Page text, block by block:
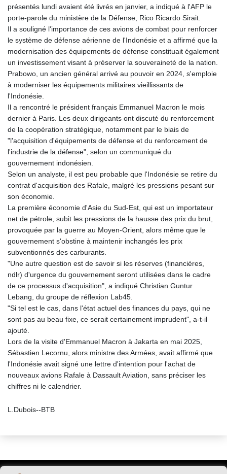
présentés lundi avaient été livrés en janvier, a indiqué à l'AFP le
porte-parole du ministère de la Défense, Rico Ricardo Sirait.
Il a souligné l'importance de ces avions de combat pour renforcer
le système de défense aérienne de l'Indonésie et a affirmé que la
modernisation des équipements de défense constituait également
un investissement visant à préserver la souveraineté de la nation.
Prabowo, un ancien général arrivé au pouvoir en 2024, s'emploie
à moderniser les équipements militaires vieillissants de
l'Indonésie.
Il a rencontré le président français Emmanuel Macron le mois
dernier à Paris. Les deux dirigeants ont discuté du renforcement
de la coopération stratégique, notamment par le biais de
"l'acquisition d'équipements de défense et du renforcement de
l'industrie de la défense", selon un communiqué du
gouvernement indonésien.
Selon un analyste, il est peu probable que l'Indonésie se retire du
contrat d'acquisition des Rafale, malgré les pressions pesant sur
son économie.
La première économie d'Asie du Sud-Est, qui est un importateur
net de pétrole, subit les pressions de la hausse des prix du brut,
provoquée par la guerre au Moyen-Orient, alors même que le
gouvernement s'obstine à maintenir inchangés les prix
subventionnés des carburants.
"Une autre question est de savoir si les réserves (financières,
ndlr) d'urgence du gouvernement seront utilisées dans le cadre
de ce processus d'acquisition", a indiqué Christian Guntur
Lebang, du groupe de réflexion Lab45.
"Si tel est le cas, dans l'état actuel des finances du pays, qui ne
sont pas au beau fixe, ce serait certainement imprudent", a-t-il
ajouté.
Lors de la visite d'Emmanuel Macron à Jakarta en mai 2025,
Sébastien Lecornu, alors ministre des Armées, avait affirmé que
l'Indonésie avait signé une lettre d'intention pour l'achat de
nouveaux avions Rafale à Dassault Aviation, sans préciser les
chiffres ni le calendrier.
L.Dubois--BTB